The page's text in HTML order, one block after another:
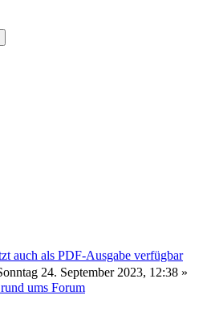
auch als PDF-Ausgabe verfügbar
24. September 2023, 12:38 »
ums Forum